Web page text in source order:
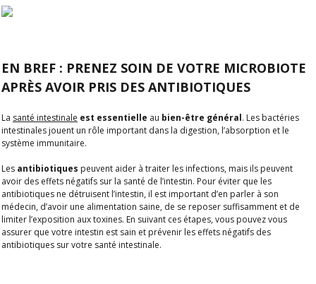
EN BREF : PRENEZ SOIN DE VOTRE MICROBIOTE
APRÈS AVOIR PRIS DES ANTIBIOTIQUES
La santé intestinale est essentielle au bien-être général. Les bactéries
intestinales jouent un rôle important dans la digestion, l’absorption et le
système immunitaire.
Les antibiotiques peuvent aider à traiter les infections, mais ils peuvent
avoir des effets négatifs sur la santé de l’intestin. Pour éviter que les
antibiotiques ne détruisent l’intestin, il est important d’en parler à son
médecin, d’avoir une alimentation saine, de se reposer suffisamment et de
limiter l’exposition aux toxines. En suivant ces étapes, vous pouvez vous
assurer que votre intestin est sain et prévenir les effets négatifs des
antibiotiques sur votre santé intestinale.